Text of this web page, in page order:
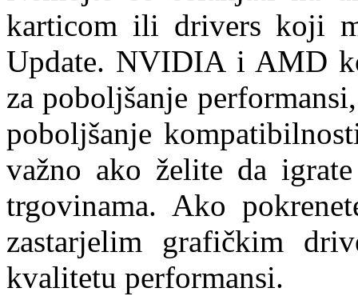
karticom ili drivers koji
Update. NVIDIA i AMD
za poboljšanje
poboljšanje
važno ako želite da
trgovinama. Ako
zastarjelim grafičkim
kvalitetu performansi.